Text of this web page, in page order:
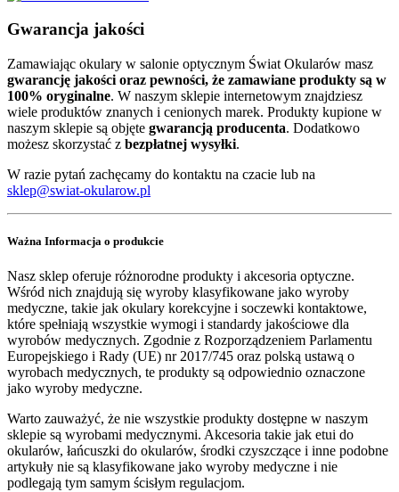
Gwarancja jakości
Zamawiając okulary w salonie optycznym Świat Okularów masz
gwarancję jakości oraz pewności, że zamawiane produkty są w
100% oryginalne. W naszym sklepie internetowym znajdziesz
wiele produktów znanych i cenionych marek. Produkty kupione w
naszym sklepie są objęte gwarancją producenta. Dodatkowo
możesz skorzystać z bezpłatnej wysyłki.
W razie pytań zachęcamy do kontaktu na czacie lub na
sklep@swiat-okularow.pl
Ważna Informacja o produkcie
Nasz sklep oferuje różnorodne produkty i akcesoria optyczne.
Wśród nich znajdują się wyroby klasyfikowane jako wyroby
medyczne, takie jak okulary korekcyjne i soczewki kontaktowe,
które spełniają wszystkie wymogi i standardy jakościowe dla
wyrobów medycznych. Zgodnie z Rozporządzeniem Parlamentu
Europejskiego i Rady (UE) nr 2017/745 oraz polską ustawą o
wyrobach medycznych, te produkty są odpowiednio oznaczone
jako wyroby medyczne.
Warto zauważyć, że nie wszystkie produkty dostępne w naszym
sklepie są wyrobami medycznymi. Akcesoria takie jak etui do
okularów, łańcuszki do okularów, środki czyszczące i inne podobne
artykuły nie są klasyfikowane jako wyroby medyczne i nie
podlegają tym samym ścisłym regulacjom.